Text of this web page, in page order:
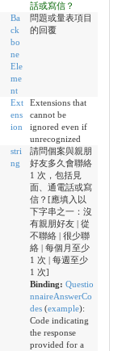
話或寫信？
Ba
ck
bo
ne
Ele
me
nt
問題或量表項目
的回覆
Ext
ens
ion
Extensions that
cannot be
ignored even if
unrecognized
stri
ng
請問個案與親朋
好友多久會聯絡
1 次，包括見
面、通電話或寫
信？[應填入以
下字串之一：沒
有親朋好友 | 從
不聯絡 | 很少聯
絡 | 每個月至少
1 次 | 每週至少
1 次]
Binding: Questio
nnaireAnswerCo
des(example):
Code indicating
the response
provided for a